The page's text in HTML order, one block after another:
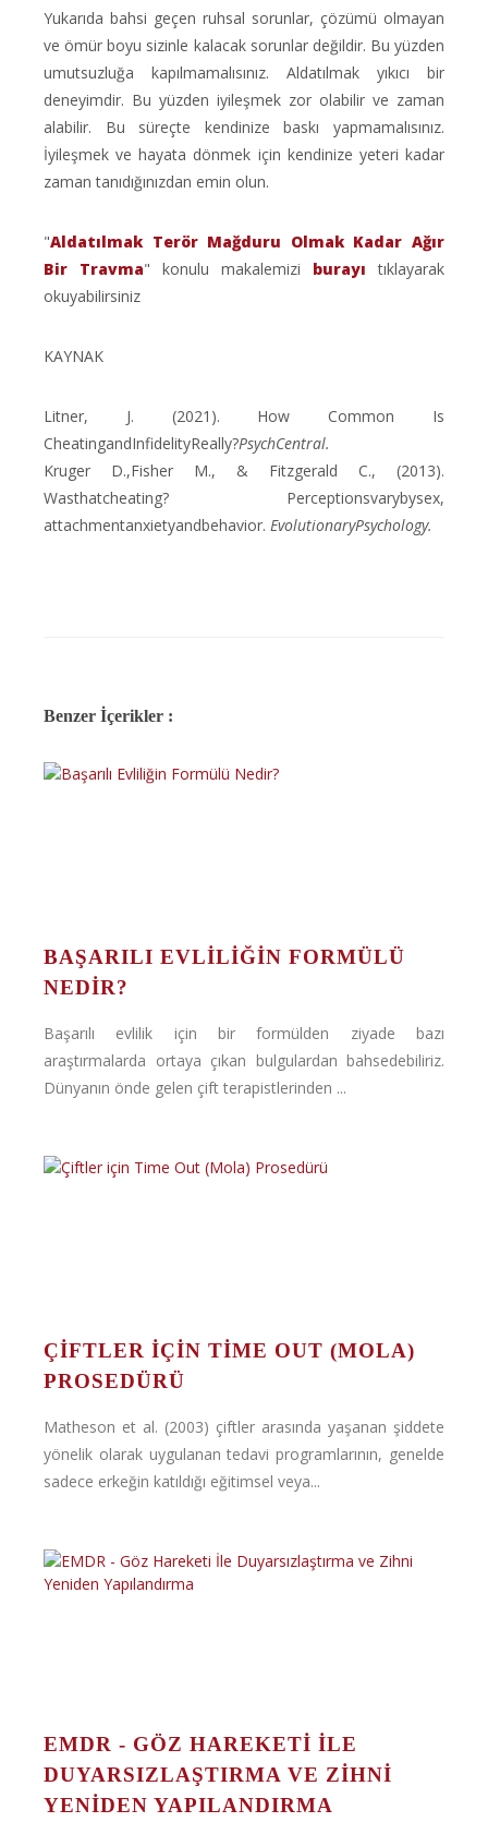
Yukarıda bahsi geçen ruhsal sorunlar, çözümü olmayan
ve ömür boyu sizinle kalacak sorunlar değildir. Bu yüzden
umutsuzluğa kapılmamalısınız. Aldatılmak yıkıcı bir
deneyimdir. Bu yüzden iyileşmek zor olabilir ve zaman
alabilir. Bu süreçte kendinize baskı yapmamalısınız.
İyileşmek ve hayata dönmek için kendinize yeteri kadar
zaman tanıdığınızdan emin olun.
"Aldatılmak Terör Mağduru Olmak Kadar Ağır
Bir Travma" konulu makalemizi burayı tıklayarak
okuyabilirsiniz
KAYNAK
Litner, J. (2021). How Common Is
CheatingandInfidelityReally?PsychCentral.
Kruger D.,Fisher M., & Fitzgerald C., (2013).
Wasthatcheating? Perceptionsvarybysex,
attachmentanxietyandbehavior. EvolutionaryPsychology.
Benzer İçerikler :
BAŞARILI EVLILIĞIN FORMÜLÜ
NEDIR?
Başarılı evlilik için bir formülden ziyade bazı
araştırmalarda ortaya çıkan bulgulardan bahsedebiliriz.
Dünyanın önde gelen çift terapistlerinden ...
ÇIFTLER IÇIN TIME OUT (MOLA)
PROSEDÜRÜ
Matheson et al. (2003) çiftler arasında yaşanan şiddete
yönelik olarak uygulanan tedavi programlarının, genelde
sadece erkeğin katıldığı eğitimsel veya...
EMDR - GÖZ HAREKETI İLE
DUYARSIZLAŞTIRMA VE ZIHNI
YENIDEN YAPILANDIRMA